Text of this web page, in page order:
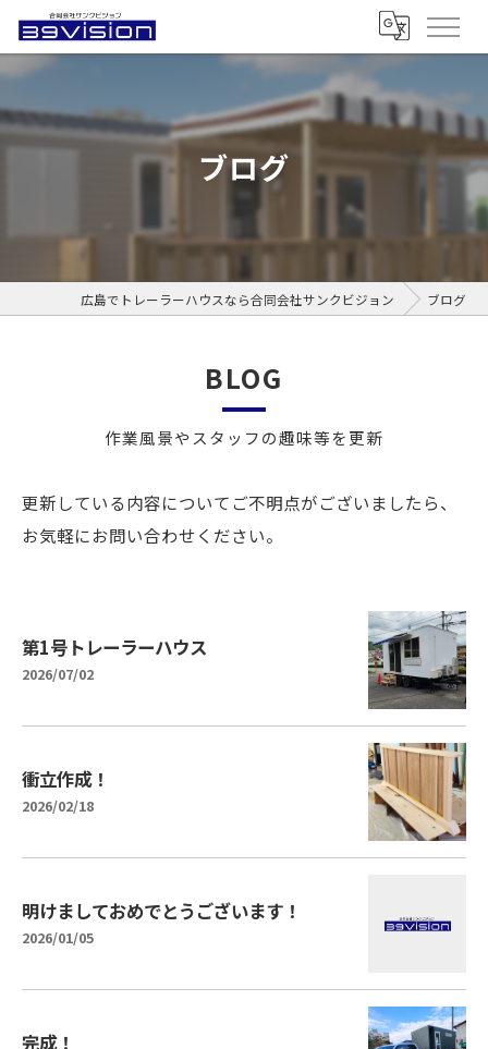
ブログ
広島でトレーラーハウスなら合同会社サンクビジョン ブログ
BLOG
作業風景やスタッフの趣味等を更新
更新している内容についてご不明点がございましたら、
お気軽にお問い合わせください。
第1号トレーラーハウス
2026/07/02
衝立作成！
2026/02/18
明けましておめでとうございます！
2026/01/05
完成！